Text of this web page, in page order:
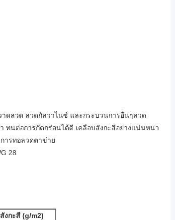
าดลวด ลวดกัลวาไนซ์ และกระบวนการอื่นๆลวด
ทนต่อการกัดกร่อนได้ดี เคลือบสังกะสีอย่างแน่นหนา
ารทอลวดตาข่าย
28
งกะสี (g/m2)